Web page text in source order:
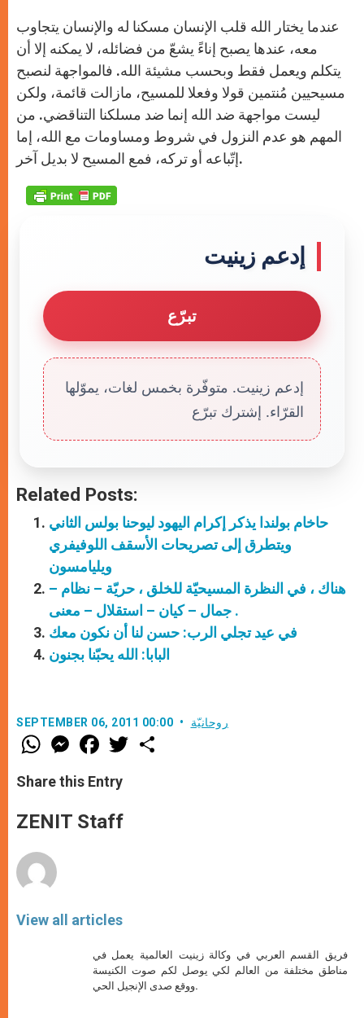
عندما يختار الله قلب الإنسان مسكنا له والإنسان يتجاوب
معه، عندها يصبح إناءً يشعّ من فضائله، لا يمكنه إلا أن
يتكلم ويعمل فقط وبحسب مشيئة الله. فالمواجهة لنصبح
مسيحيين مُنتمين قولا وفعلا للمسيح، مازالت قائمة، ولكن
ليست مواجهة ضد الله إنما ضد مسلكنا التناقضي. من
المهم هو عدم النزول في شروط ومساومات مع الله، إما
إتّباعه أو تركه، فمع المسيح لا بديل آخر.
إدعم زينيت
تبرّع
إدعم زينيت. متوفّرة بخمس لغات، يموّلها
القرّاء. إشترك تبرّع
Related Posts:
حاخام بولندا يذكر إكرام اليهود ليوحنا بولس الثاني
ويتطرق إلى تصريحات الأسقف اللوفيفري
ويليامسون
هناك ، في النظرة المسيحيّة للخلق ، حريّة – نظام –
جمال – كيان – استقلال – معنى .
في عيد تجلي الرب: حسن لنا أن نكون معك
البابا: الله يحبّنا بجنون
SEPTEMBER 06, 2011 00:00 روحانيّة
W
h
t
s
p
p
M
e
s
e
g
e
F
a
e
b
o
k
w
Share this Entry
ZENIT Staff
View all articles
فريق القسم العربي في وكالة زينيت العالمية يعمل في
مناطق مختلفة من العالم لكي يوصل لكم صوت الكنيسة
ووقع صدى الإنجيل الحي.